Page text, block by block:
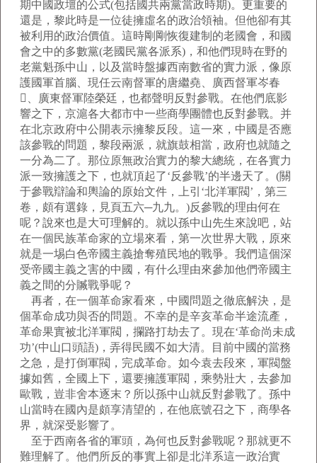
期中國政壇的公式(包括國共兩黨當政時期)。更重要的
還是，黎此時是一位徒擁虛名的政治領袖。但他卻有其
被利用的政治價值。這時剛剛恢復建制的老國會，和國
會之中的多數黨(老國民黨各派系)，和他們現時在野的
老黨魁孫中山，以及當時盤據西南數省的實力派，像原
護國軍首腦、現任云南督軍的唐繼堯、廣西督軍岑春
、廣東督軍陸榮廷，也都聲明反對參戰。在他們底影
響之下，京滬各大都市中一些商學團體也反對參戰。并
在北京政府中公開表示擁黎反段。這一來，中國是否應
該參戰的問題，黎段兩派，就旗鼓相當，政府也就隨之
一分為二了。那位原無政治實力的黎大總統，在各實力
派一致擁護之下，也就頂起了‘反參戰’的半邊天了。(關
于參戰辯論和輿論的原始文件，上引‘北洋軍閥’，第三
卷，頗有選錄，見頁五六─九九。)反參戰的理由何在
呢？說來也是大可理解的。就以孫中山先生來說吧，站
在一個民族革命家的立場來看，第一次世界大戰，原來
就是一埸白色帝國主義搶奪殖民地的戰爭。我們這個深
受帝國主義之害的中國，有什么理由來參加他們帝國主
義之間的分贓戰爭呢？
再者，在一個革命家看來，中國問題之徹底解決，是
個革命成功與否的問題。不幸的是辛亥革命半途流產，
革命果實被北洋軍閥，攔路打劫去了。現在‘革命尚未成
功’(中山口頭語)，弄得民國不如大清。目前中國的當務
之急，是打倒軍閥，完成革命。如今袁去段來，軍閥盤
據如舊，全國上下，還要擁護軍閥，乘勢壯大，去參加
歐戰，豈非舍本逐末？所以孫中山就反對參戰了。孫中
山當時在國內是頗享清望的，在他底號召之下，商學各
界，就深受影響了。
至于西南各省的軍頭，為何也反對參戰呢？那就更不
難理解了。他們所反的事實上卻是北洋系這一政治實